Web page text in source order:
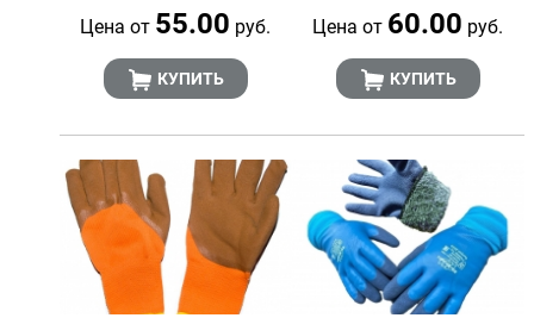
Цена от 55.00 руб.
КУПИТЬ
Цена от 60.00 руб.
КУПИТЬ